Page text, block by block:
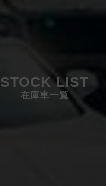
STOCK LIST
在庫車一覧